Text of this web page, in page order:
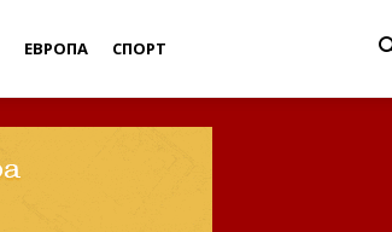
ЕВРОПА СПОРТ